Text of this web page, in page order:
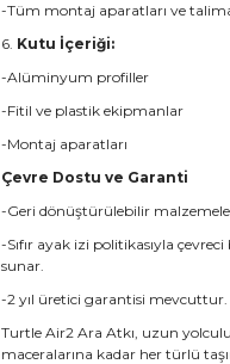
-Tüm montaj aparatları ve
6. Kutu İçeriği:
-Alüminyum profiller
-Fitil ve plastik ekipmanlar
-Montaj aparatları
Çevre Dostu ve Garanti
-Geri dönüştürülebilir
-Sıfır ayak izi politikasıyla
sunar.
-2 yıl üretici garantisi mevcuttur.
Turtle Air2 Ara Atkı, uzun
maceralarına kadar her türlü